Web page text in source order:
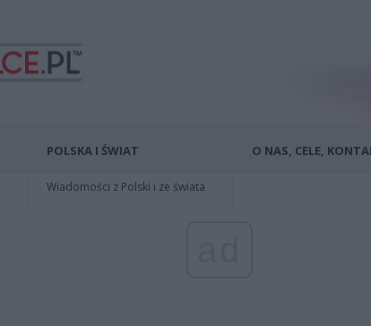
POLSKA I ŚWIAT
Wiadomości z Polski i ze świata
O NAS, CELE,